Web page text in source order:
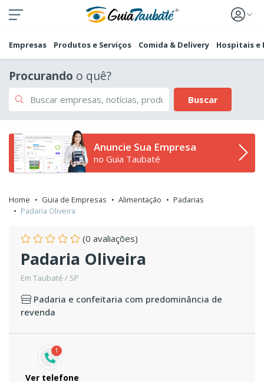
Empresas Produtos e Serviços Comida & Delivery Hospitais e
Procurando o quê?
Buscar
Anuncie Sua Empresa
no Guia Taubaté
Home Guia de Empresas Alimentação
Padarias
Padaria Oliveira
(0 avaliações)
Padaria Oliveira
Em Taubaté / SP
Padaria e confeitaria com predominância de
revenda
1
Ver telefone